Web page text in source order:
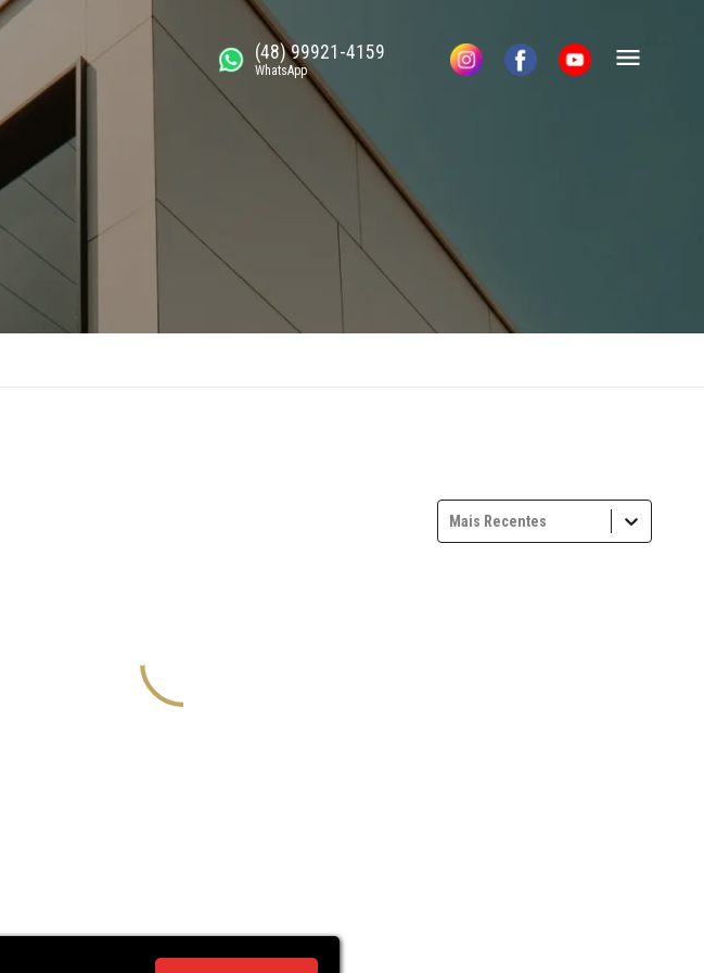
(48) 99921-4159
WhatsApp
Mais Recentes